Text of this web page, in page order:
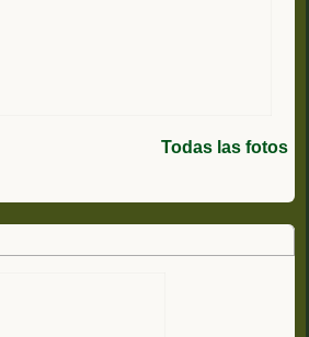
Todas las fotos